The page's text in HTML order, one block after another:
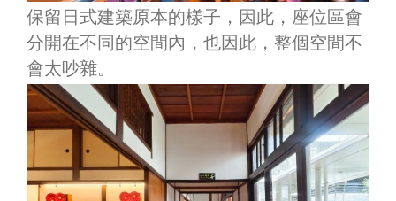
保留日式建築原本的樣子，因此，座位區會
分開在不同的空間內，也因此，整個空間不
會太吵雜。